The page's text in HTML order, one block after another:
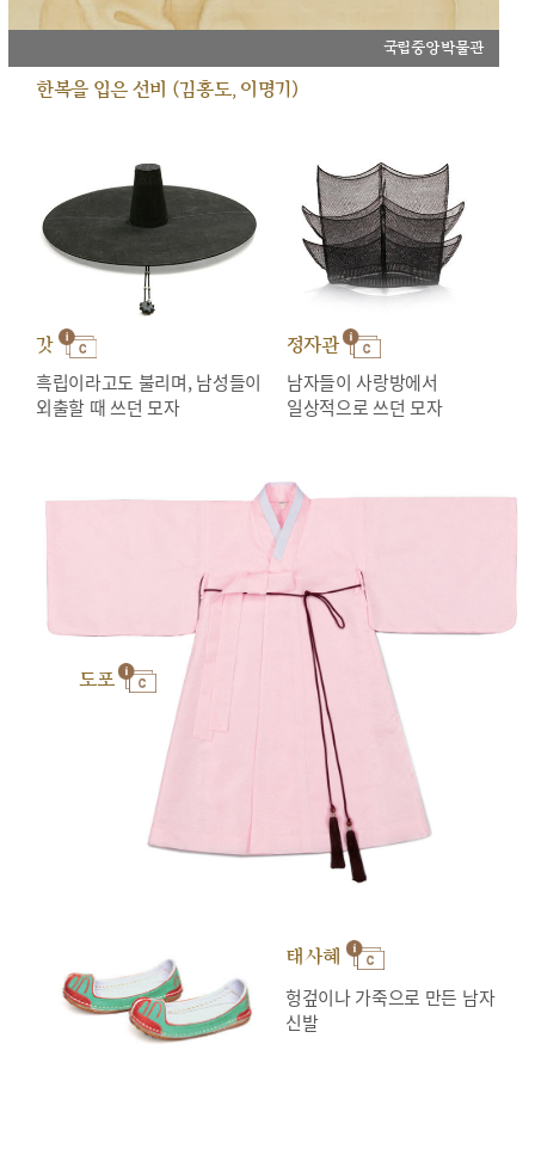
국립중앙박물관
한복을 입은 선비 (김홍도, 이명기)
갓
흑립이라고도 불리며, 남성들이
외출할 때 쓰던 모자
정자관
남자들이 사랑방에서
일상적으로 쓰던 모자
도포
태사혜
헝겊이나 가죽으로 만든 남자
신발